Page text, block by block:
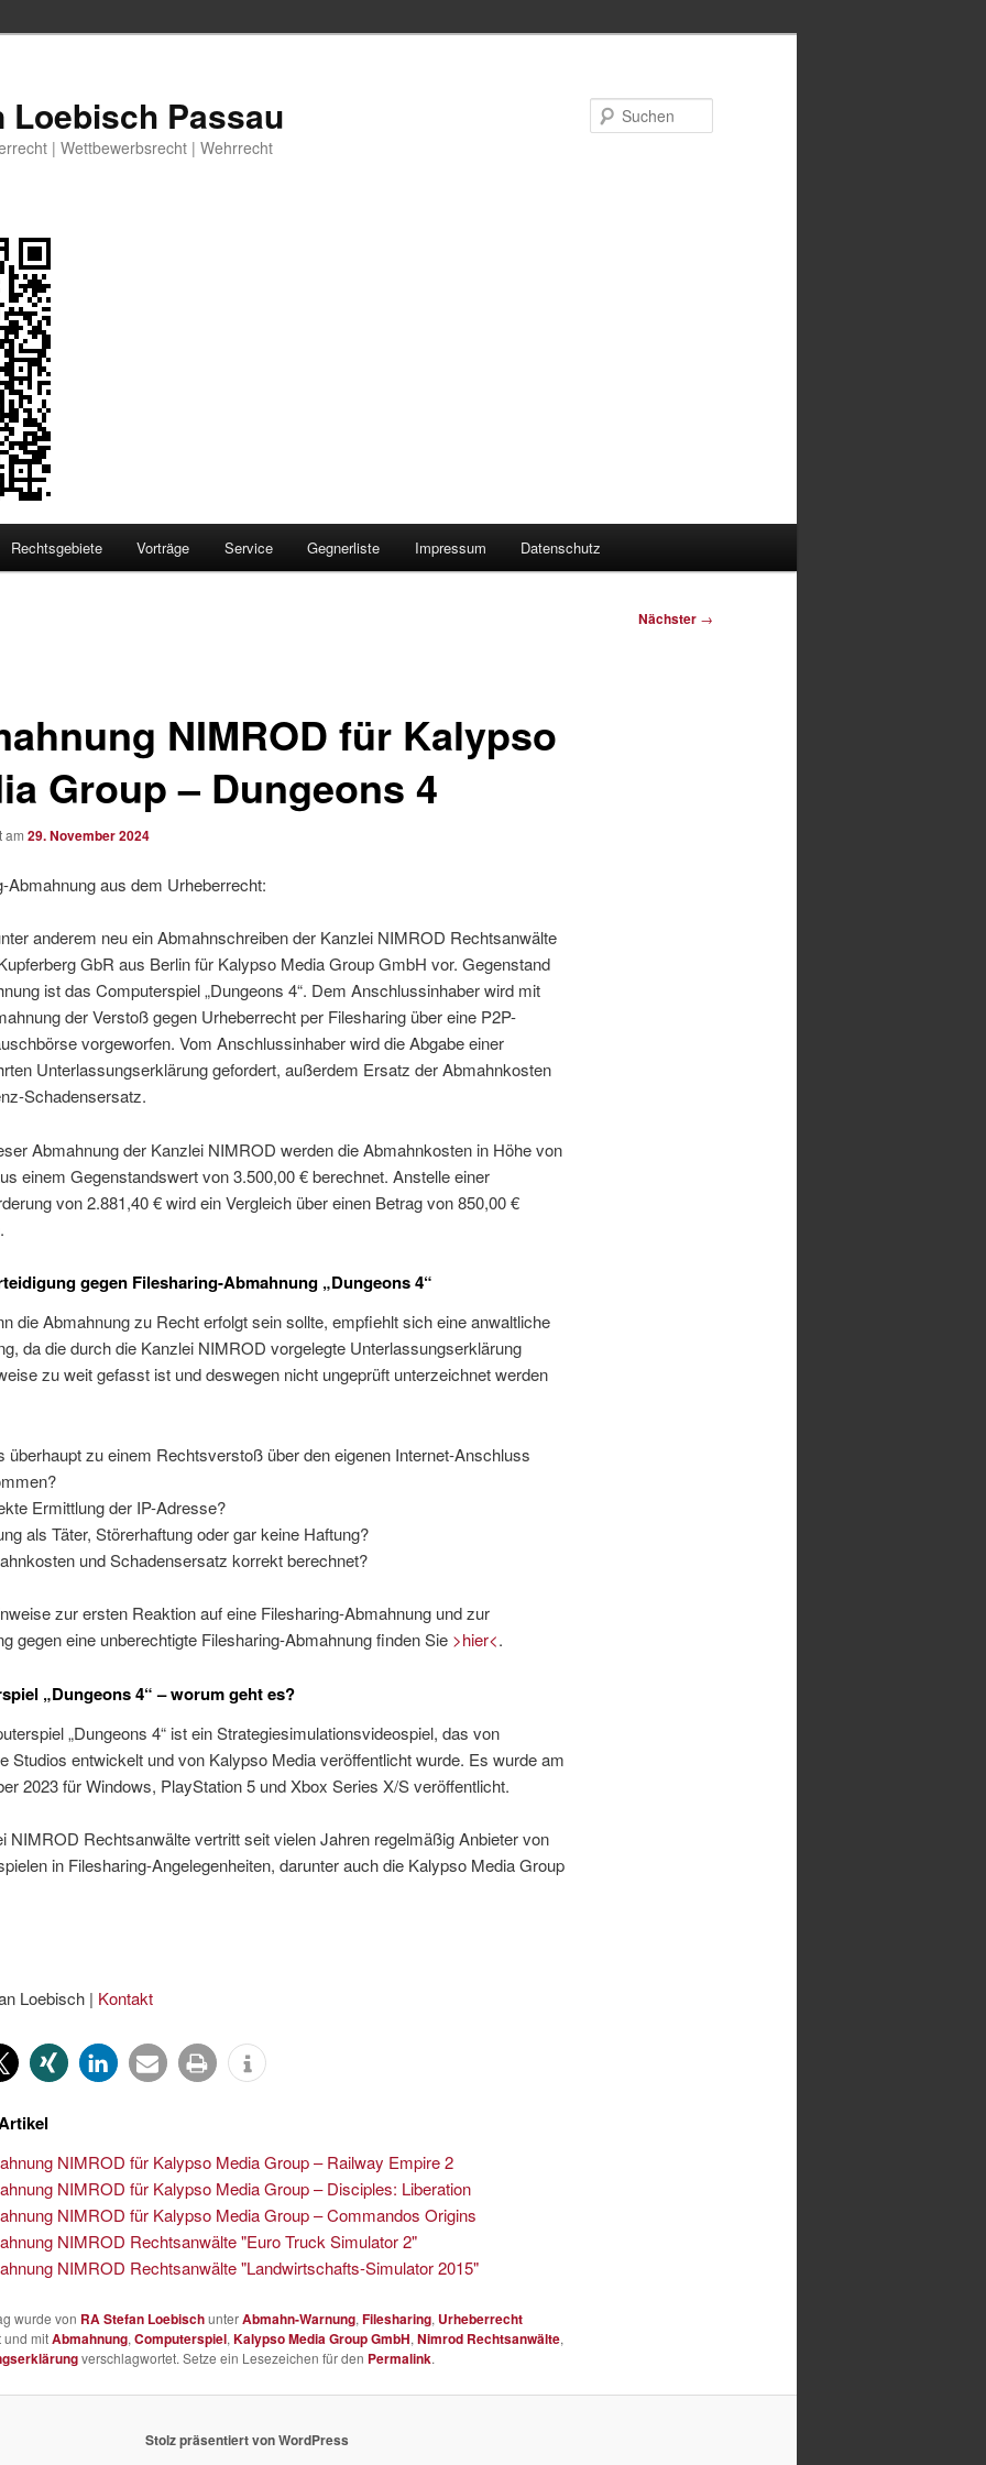
Loebisch Passau
| Wettbewerbsrecht | Wehrrecht
Rechtsgebiete Vorträge Service Gegnerliste Impressum Datenschutz
Nächster →
NIMROD für Kalypso
Group – Dungeons 4
am 29. November 2024
Abmahnung aus dem Urheberrecht:
anderem neu ein Abmahnschreiben der Kanzlei NIMROD Rechtsanwälte
GbR aus Berlin für Kalypso Media Group GmbH vor. Gegenstand
ist das Computerspiel „Dungeons 4“. Dem Anschlussinhaber wird mit
der Verstoß gegen Urheberrecht per Filesharing über eine P2P-
vorgeworfen. Vom Anschlussinhaber wird die Abgabe einer
Unterlassungserklärung gefordert, außerdem Ersatz der Abmahnkosten
Schadensersatz.
Abmahnung der Kanzlei NIMROD werden die Abmahnkosten in Höhe von
einem Gegenstandswert von 3.500,00 € berechnet. Anstelle einer
von 2.881,40 € wird ein Vergleich über einen Betrag von 850,00 €
gegen Filesharing-Abmahnung „Dungeons 4“
die Abmahnung zu Recht erfolgt sein sollte, empfiehlt sich eine anwaltliche
da die durch die Kanzlei NIMROD vorgelegte Unterlassungserklärung
zu weit gefasst ist und deswegen nicht ungeprüft unterzeichnet werden
überhaupt zu einem Rechtsverstoß über den eigenen Internet-Anschluss
Ermittlung der IP-Adresse?
als Täter, Störerhaftung oder gar keine Haftung?
und Schadensersatz korrekt berechnet?
zur ersten Reaktion auf eine Filesharing-Abmahnung und zur
gegen eine unberechtigte Filesharing-Abmahnung finden Sie >hier<.
„Dungeons 4“ – worum geht es?
„Dungeons 4“ ist ein Strategiesimulationsvideospiel, das von
Studios entwickelt und von Kalypso Media veröffentlicht wurde. Es wurde am
2023 für Windows, PlayStation 5 und Xbox Series X/S veröffentlicht.
NIMROD Rechtsanwälte vertritt seit vielen Jahren regelmäßig Anbieter von
in Filesharing-Angelegenheiten, darunter auch die Kalypso Media Group
Loebisch | Kontakt
NIMROD für Kalypso Media Group – Railway Empire 2
NIMROD für Kalypso Media Group – Disciples: Liberation
NIMROD für Kalypso Media Group – Commandos Origins
NIMROD Rechtsanwälte "Euro Truck Simulator 2"
NIMROD Rechtsanwälte "Landwirtschafts-Simulator 2015"
wurde von RA Stefan LoebischunterAbmahn-Warnung, Filesharing, Urheberrecht
und mitAbmahnung, Computerspiel, Kalypso Media Group GmbH, Nimrod Rechtsanwälte,
verschlagwortet. Setze ein Lesezeichen für den Permalink.
Stolz präsentiert von WordPress